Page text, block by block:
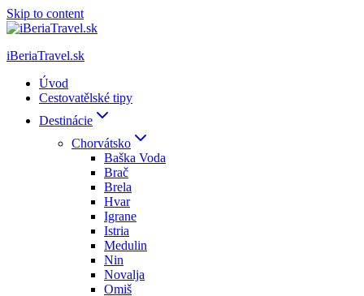
Skip to content
iBeriaTravel.sk
Úvod
Cestovatělské tipy
Destinácie
Chorvátsko
Baška Voda
Brač
Brela
Hvar
Igrane
Istria
Medulin
Nin
Novalja
Omiš